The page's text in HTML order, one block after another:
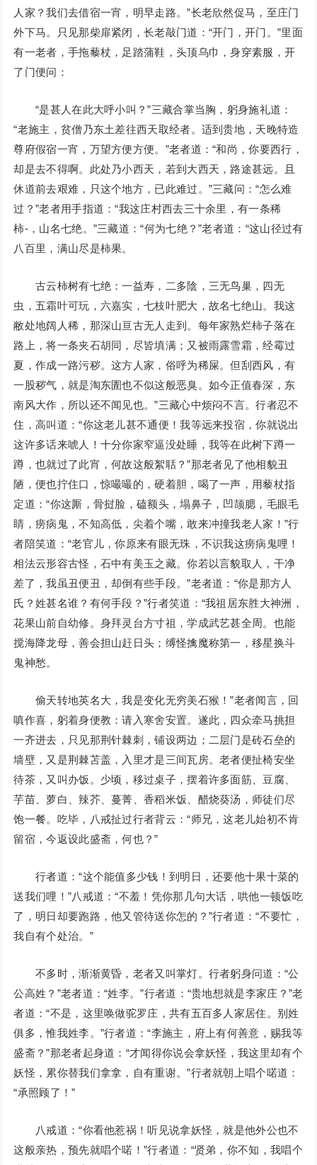
人家？我们去借宿一宵，明早走路。”长老欣然促马，至庄门
外下马。只见那柴扉紧闭，长老敲门道：“开门，开门。”里面
有一老者，手拖藜杖，足踏蒲鞋，头顶乌巾，身穿素服，开
了门便问：
“是甚人在此大呼小叫？”三藏合掌当胸，躬身施礼道：
“老施主，贫僧乃东土差往西天取经者。适到贵地，天晚特造
尊府假宿一宵，万望方便方便。”老者道：“和尚，你要西行，
却是去不得啊。此处乃小西天，若到大西天，路途甚远。且
休道前去艰难，只这个地方，已此难过。”三藏问：“怎么难
过？”老者用手指道：“我这庄村西去三十余里，有一条稀
柿-，山名七绝。”三藏道：“何为七绝？”老者道：“这山径过有
八百里，满山尽是柿果。
古云柿树有七绝：一益寿，二多陰，三无鸟巢，四无
虫，五霜叶可玩，六嘉实，七枝叶肥大，故名七绝山。我这
敝处地阔人稀，那深山亘古无人走到。每年家熟烂柿子落在
路上，将一条夹石胡同，尽皆填满；又被雨露雪霜，经霉过
夏，作成一路污秽。这方人家，俗呼为稀屎。但刮西风，有
一股秽气，就是淘东圊也不似这般恶臭。如今正值春深，东
南风大作，所以还不闻见也。”三藏心中烦闷不言。行者忍不
住，高叫道：“你这老儿甚不通便！我等远来投宿，你就说出
这许多话来唬人！十分你家窄逼没处睡，我等在此树下蹲一
蹲，也就过了此宵，何故这般絮聒？”那老者见了他相貌丑
陋，便也拧住口，惊嘬嘬的，硬着胆，喝了一声，用藜杖指
定道：“你这厮，骨挝脸，磕额头，塌鼻子，凹颉腮，毛眼毛
睛，痨病鬼，不知高低，尖着个嘴，敢来冲撞我老人家！”行
者陪笑道：“老官儿，你原来有眼无珠，不识我这痨病鬼哩！
相法云形容古怪，石中有美玉之藏。你若以言貌取人，干净
差了，我虽丑便丑，却倒有些手段。”老者道：“你是那方人
氏？姓甚名谁？有何手段？”行者笑道：“我祖居东胜大神洲，
花果山前自幼修。身拜灵台方寸祖，学成武艺甚全周。也能
搅海降龙母，善会担山赶日头；缚怪擒魔称第一，移星换斗
鬼神愁。
偷天转地英名大，我是变化无穷美石猴！”老者闻言，回
嗔作喜，躬着身便教：请入寒舍安置。遂此，四众牵马挑担
一齐进去，只见那荆针棘刺，铺设两边；二层门是砖石垒的
墙壁，又是荆棘苫盖，入里才是三间瓦房。老者便扯椅安坐
待茶，又叫办饭。少顷，移过桌子，摆着许多面筋、豆腐、
芋苗、萝白、辣芥、蔓菁、香稻米饭、醋烧葵汤，师徒们尽
饱一餐。吃毕，八戒扯过行者背云：“师兄，这老儿始初不肯
留宿，今返设此盛斋，何也？”
行者道：“这个能值多少钱！到明日，还要他十果十菜的
送我们哩！”八戒道：“不羞！凭你那几句大话，哄他一顿饭吃
了，明日却要跑路，他又管待送你怎的？”行者道：“不要忙，
我自有个处治。”
不多时，渐渐黄昏，老者又叫掌灯。行者躬身问道：“公
公高姓？”老者道：“姓李。”行者道：“贵地想就是李家庄？”老
者道：“不是，这里唤做驼罗庄，共有五百多人家居住。别姓
俱多，惟我姓李。”行者道：“李施主，府上有何善意，赐我等
盛斋？”那老者起身道：“才闻得你说会拿妖怪，我这里却有个
妖怪，累你替我们拿拿，自有重谢。”行者就朝上唱个喏道：
“承照顾了！”
八戒道：“你看他惹祸！听见说拿妖怪，就是他外公也不
这般亲热，预先就唱个喏！”行者道：“贤弟，你不知，我唱个